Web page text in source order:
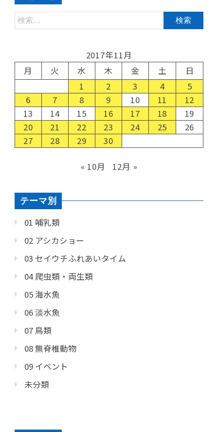
2017年11月
月
火 水 木 金 土
日
1
2 3 4
5
6
7 8 9 10 11
12
13
14 15 16 17 18
19
20
21 22 23 24 25
26
27
28 29 30
« 10月 12月 »
テーマ別
01 哺乳類
02 アシカショー
03 セイウチふれあいタイム
04 爬虫類・両生類
05 海水魚
06 淡水魚
07 鳥類
08 無脊椎動物
09 イベント
未分類